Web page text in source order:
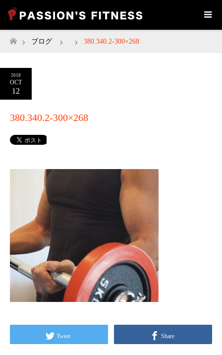
ホーム
ブログ 380.340.2-300×268
2018
OCT
12
380.340.2-300×268
Tweet Share